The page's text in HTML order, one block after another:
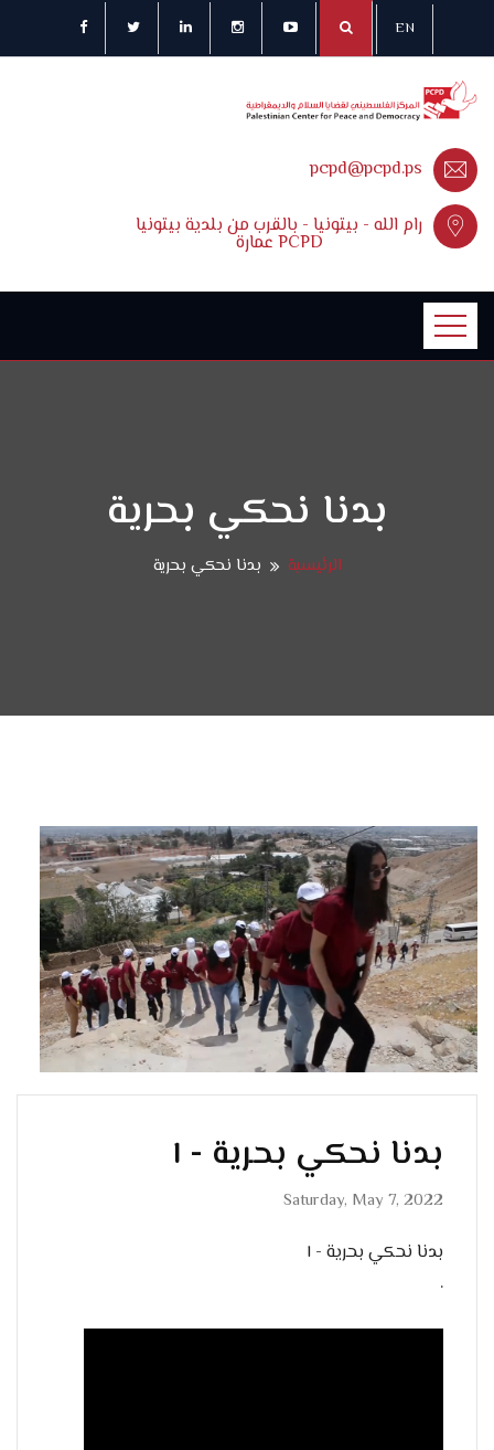
EN
pcpd@pcpd.ps
رام الله - بيتونيا - بالقرب من بلدية بيتونيا
عمارة PCPD
بدنا نحكي بحرية
الرئيسية بدنا نحكي بحرية
بدنا نحكي بحرية - ١
Saturday, May 7, 2022
بدنا نحكي بحرية - ١
.